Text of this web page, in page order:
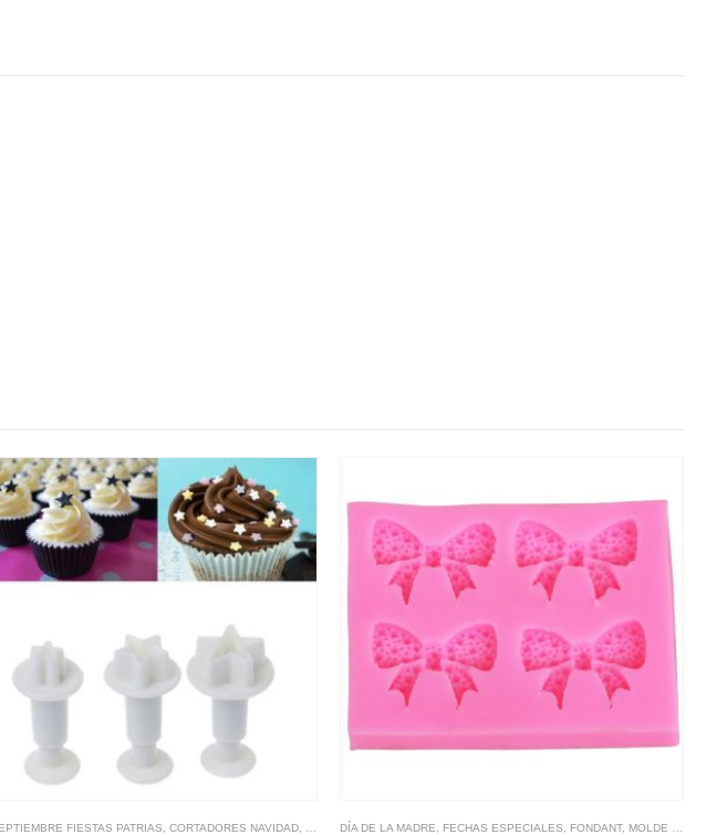
,FONDANT,MOLDE FONDANT,MOLDES SILICONA, ACRILICO Y PLÁSTICO DIA DE LA MADRE
FIESTAS PATRIAS CORTADORES NAVIDAD EXTRUSOR FONDANT,FECHAS ESPECIALES,FONDANT,NAVIDAD,
DÍA DE LA MADRE FECHAS ESPECIALES FONDANT, MOLDE FONDANT